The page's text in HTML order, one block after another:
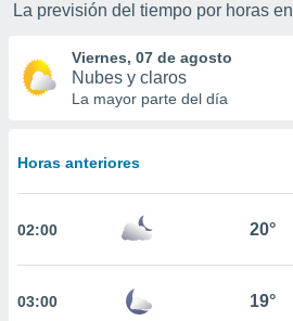
a este
y
digital
permite
seguir
La previsión del tiempo por horas
Viernes, 07 de agosto
Nubes y claros
La mayor parte del día
Horas anteriores
02:00 20°
03:00 19°